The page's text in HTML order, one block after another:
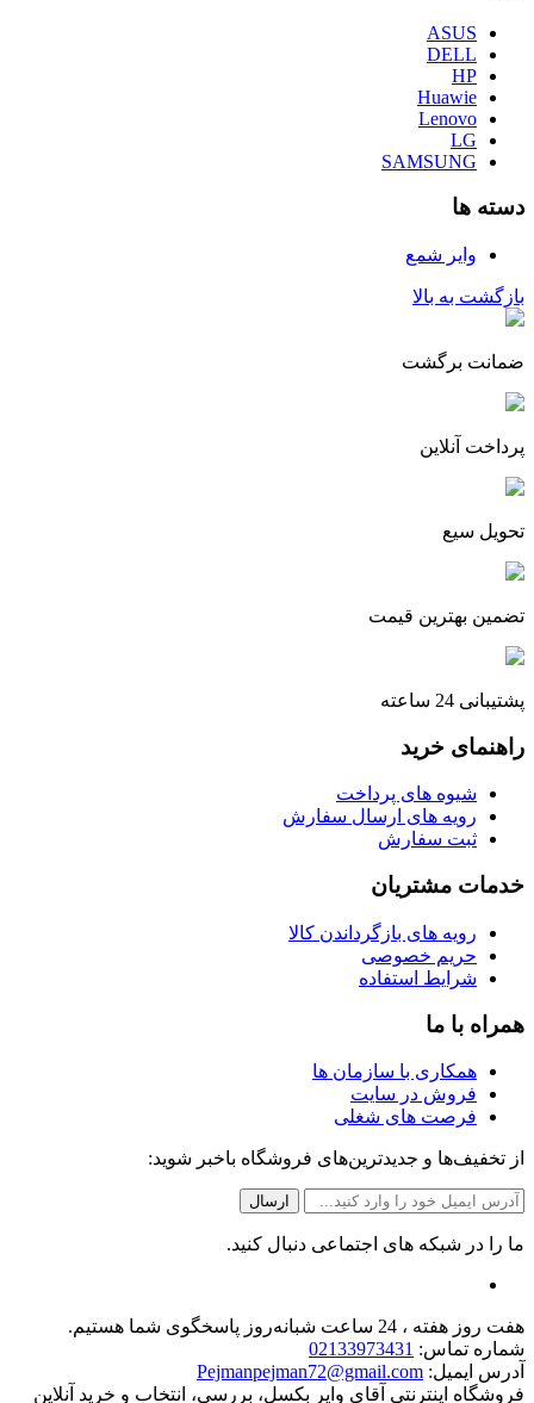
ASUS
DELL
HP
Huawie
Lenovo
LG
SAMSUNG
دسته ها
وایر شمع
بازگشت به بالا
ضمانت برگشت
پرداخت آنلاین
تحویل سیع
تضمین بهترین قیمت
پشتیبانی 24 ساعته
راهنمای خرید
شیوه های پرداخت
رویه های ارسال سفارش
ثبت سفارش
خدمات مشتریان
رویه های بازگرداندن کالا
حریم خصوصی
شرایط استفاده
همراه با ما
همکاری با سازمان ها
فروش در سایت
فرصت های شغلی
از تخفیف‌ها و جدیدترین‌های فروشگاه باخبر شوید:
ما را در شبکه های اجتماعی دنبال کنید.
هفت روز هفته ، 24 ساعت شبانه‌روز پاسخگوی شما هستیم.
شماره تماس: 02133973431
آدرس ایمیل: Pejmanpejman72@gmail.com
فروشگاه اینترنتی آقای وایر بکسل، بررسی، انتخاب و خرید آنلاین